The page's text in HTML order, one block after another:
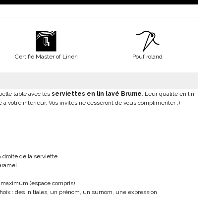
Certifié Master of Linen Pouf roland
table avec les serviettes en lin lavé Brume. Leur qualité en lin
votre intérieur. Vos invités ne cesseront de vous complimenter ;)
droite de la serviette
(espace compris)
: des initiales, un prénom, un surnom, une expression